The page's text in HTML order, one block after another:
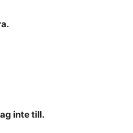
inte till.